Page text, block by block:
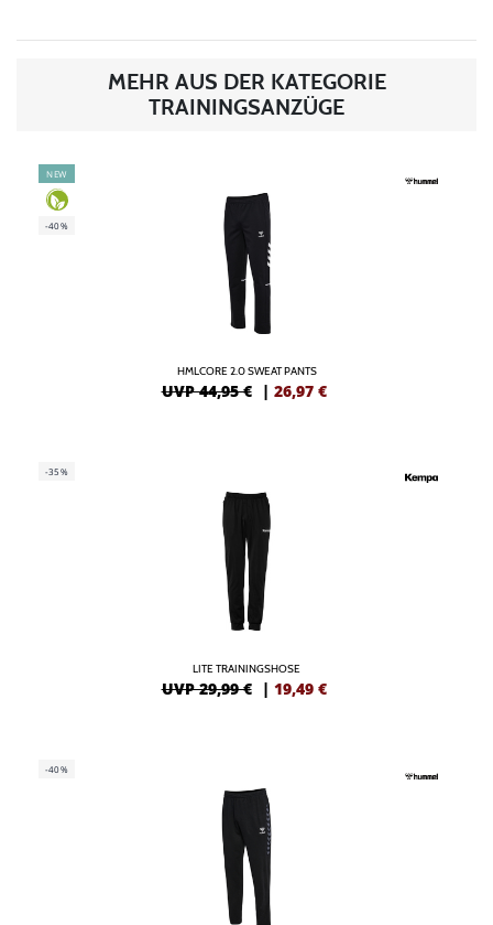
MEHR AUS DER KATEGORIE
TRAININGSANZÜGE
NEW
-40%
HMLCORE 2.0 SWEAT PANTS
UVP 44,95 € | 26,97 €
-35%
LITE TRAININGSHOSE
UVP 29,99 € | 19,49 €
-40%